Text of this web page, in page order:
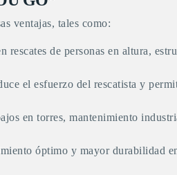
ventajas, tales como:
rescates de personas en altura,
el esfuerzo del rescatista y
en torres, mantenimiento
óptimo y mayor durabilidad